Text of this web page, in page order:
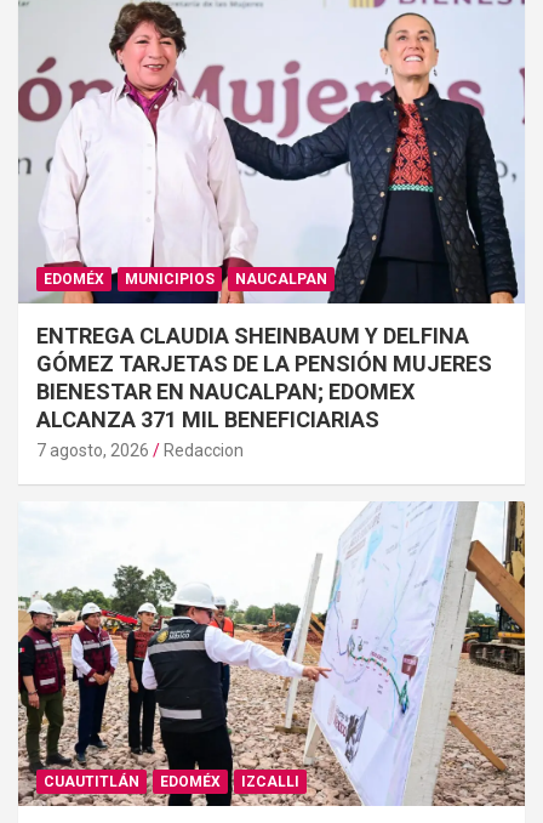
EDOMÉX MUNICIPIOS NAUCALPAN
ENTREGA CLAUDIA SHEINBAUM Y DELFINA
GÓMEZ TARJETAS DE LA PENSIÓN MUJERES
BIENESTAR EN NAUCALPAN; EDOMEX
ALCANZA 371 MIL BENEFICIARIAS
7 agosto, 2026 Redaccion
CUAUTITLÁN EDOMÉX IZCALLI